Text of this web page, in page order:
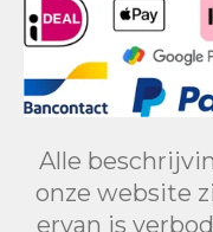
Alle
onze website
ervan is